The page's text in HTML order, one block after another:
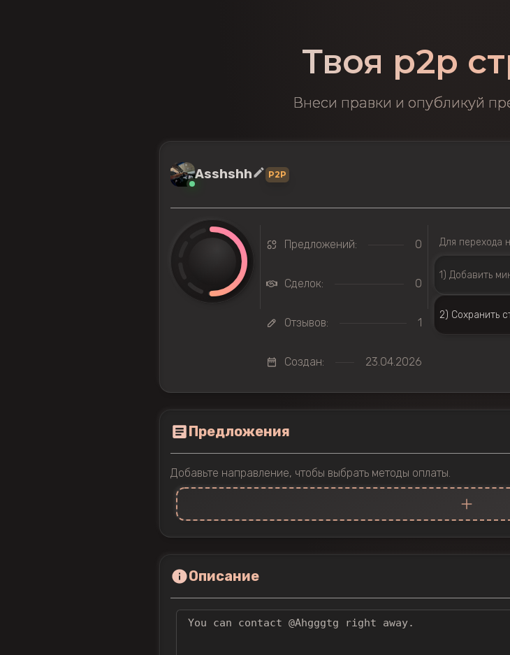
Твоя p2p
Внеси правки и опубликуй
Asshshh P2P
Предложений: 0
Сделок: 0
Отзывов: 1
Создан: 23.04.2026
Для перехода
1) Добавить
2) Сохранить
Предложения
Добавьте направление, чтобы выбрать методы оплаты.
Описание